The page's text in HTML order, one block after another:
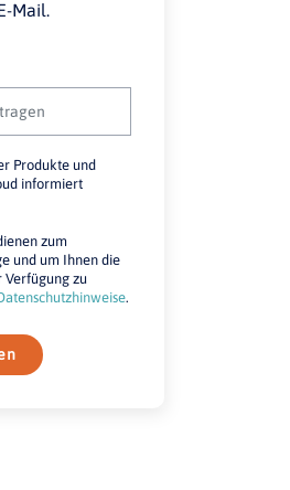
Mail.
Produkte und
informiert
zum
und um Ihnen die
zu
.